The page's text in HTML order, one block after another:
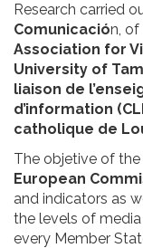
Research carried
Comunicación, of
Association for
University of
liaison de
d’information
catholique de
The objetive of
European
and indicators as
the levels of
every Member